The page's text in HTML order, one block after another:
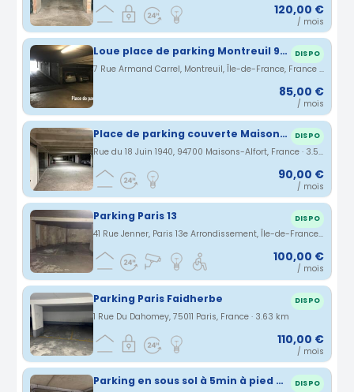
120,00 €
/ mois
Loue place de parking Montreuil 93100 porte de Montreuil DISPO
7 Rue Armand Carrel, Montreuil, Île-de-France, France · 3.56 km
85,00 €
/ mois
Place de parking couverte Maisons-Alfort DISPO
Rue du 18 Juin 1940, 94700 Maisons-Alfort, France · 3.57 km
90,00 €
/ mois
Parking Paris 13 DISPO
41 Rue Jenner, Paris 13e Arrondissement, Île-de-France, France · 3.61 km
100,00 €
/ mois
Parking Paris Faidherbe DISPO
1 Rue Du Dahomey, 75011 Paris, France · 3.63 km
110,00 €
/ mois
Parking en sous sol à 5min à pied du métro Krémlin Bicêtre DISPO